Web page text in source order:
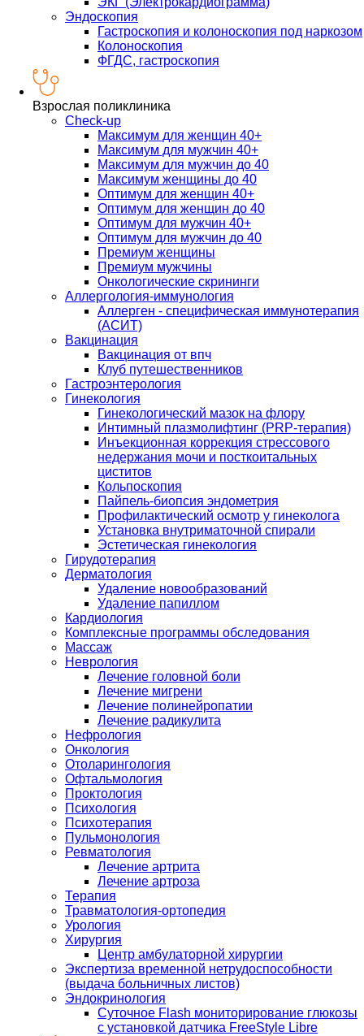
Эндоскопия
Гастроскопия и колоноскопия под наркозом
Колоноскопия
ФГДС, гастроскопия
Взрослая поликлиника
Check-up
Максимум для женщин 40+
Максимум для мужчин 40+
Максимум для мужчин до 40
Максимум женщины до 40
Оптимум для женщин 40+
Оптимум для женщин до 40
Оптимум для мужчин 40+
Оптимум для мужчин до 40
Премиум женщины
Премиум мужчины
Онкологические скрининги
Аллергология-иммунология
Аллерген - специфическая иммунотерапия
(АСИТ)
Вакцинация
Вакцинация от впч
Клуб путешественников
Гастроэнтерология
Гинекология
Гинекологический мазок на флору
Интимный плазмолифтинг (PRP-терапия)
Инъекционная коррекция стрессового
недержания мочи и посткоитальных
циститов
Кольпоскопия
Пайпель-биопсия эндометрия
Профилактический осмотр у гинеколога
Установка внутриматочной спирали
Эстетическая гинекология
Гирудотерапия
Дерматология
Удаление новообразований
Удаление папиллом
Кардиология
Комплексные программы обследования
Массаж
Неврология
Лечение головной боли
Лечение мигрени
Лечение полинейропатии
Лечение радикулита
Нефрология
Онкология
Отоларингология
Офтальмология
Проктология
Психология
Психотерапия
Пульмонология
Ревматология
Лечение артрита
Лечение артроза
Терапия
Травматология-ортопедия
Урология
Хирургия
Центр амбулаторной хирургии
Экспертиза временной нетрудоспособности
(выдача больничных листов)
Эндокринология
Суточное Flash мониторирование глюкозы
с установкой датчика FreeStyle Libre